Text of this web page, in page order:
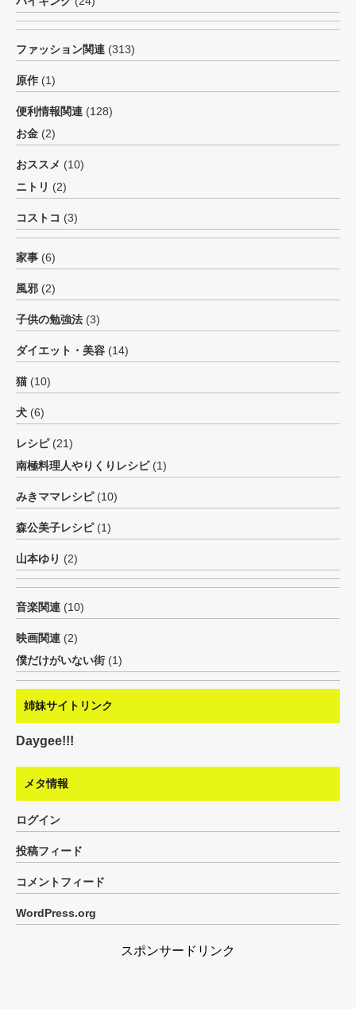
ファッション関連 (313)
原作 (1)
便利情報関連 (128)
お金 (2)
おススメ (10)
ニトリ (2)
コストコ (3)
家事 (6)
風邪 (2)
子供の勉強法 (3)
ダイエット・美容 (14)
猫 (10)
犬 (6)
レシピ(21)
南極料理人やりくりレシピ(1)
みきママレシピ(10)
森公美子レシピ(1)
山本ゆり (2)
音楽関連 (10)
映画関連 (2)
僕だけがいない街 (1)
姉妹サイトリンク
Daygee!!!
メタ情報
ログイン
投稿フィード
コメントフィード
WordPress.org
スポンサードリンク